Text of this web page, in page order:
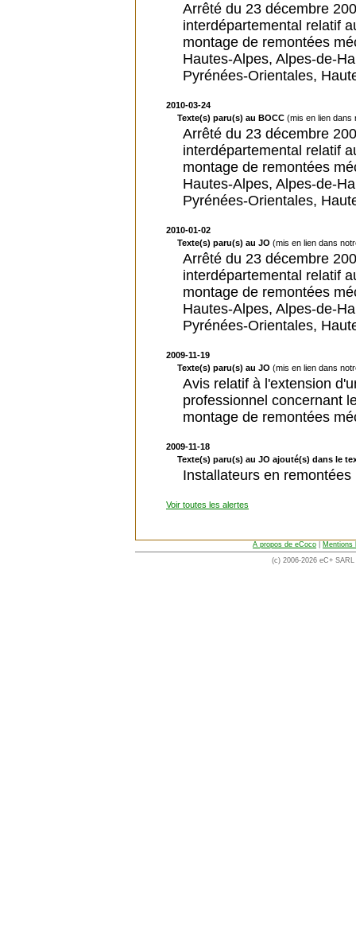
Arrêté du 23 décembre
interdépartemental relatif
montage de remontées
Hautes-Alpes, Alpes-de-
Pyrénées-Orientales,
2010-03-24
Texte(s) paru(s) au BOCC (mis en lien dans
Arrêté du 23 décembre
interdépartemental relatif
montage de remontées
Hautes-Alpes, Alpes-de-
Pyrénées-Orientales,
2010-01-02
Texte(s) paru(s) au JO (mis en lien dans
Arrêté du 23 décembre
interdépartemental relatif
montage de remontées
Hautes-Alpes, Alpes-de-
Pyrénées-Orientales,
2009-11-19
Texte(s) paru(s) au JO (mis en lien dans
Avis relatif à l'extension
professionnel concernant
montage de remontées
2009-11-18
Texte(s) paru(s) au JO ajouté(s) dans le
Installateurs en remontées
Voir toutes les alertes
A propos de eCoco
Mentions
(c) 2006-2026 eC+